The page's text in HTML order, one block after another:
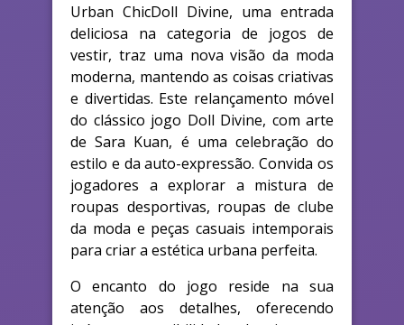
Urban ChicDoll Divine, uma entrada
deliciosa na categoria de jogos de
vestir, traz uma nova visão da moda
moderna, mantendo as coisas criativas
e divertidas. Este relançamento móvel
do clássico jogo Doll Divine, com arte
de Sara Kuan, é uma celebração do
estilo e da auto-expressão. Convida os
jogadores a explorar a mistura de
roupas desportivas, roupas de clube
da moda e peças casuais intemporais
para criar a estética urbana perfeita.
O encanto do jogo reside na sua
atenção aos detalhes, oferecendo